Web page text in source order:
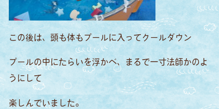
この後は、頭も体もプールに入ってクールダウン
プールの中にたらいを浮かべ、まるで一寸法師かのよ
うにして
楽しんでいました。